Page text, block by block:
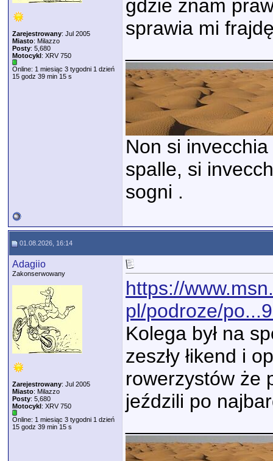
Zarejestrowany: Jul 2005
Miasto: Milazzo
Posty: 5,680
Motocykl: XRV 750
Online: 1 miesiąc 3 tygodni 1 dzień
15 godz 39 min 15 s
gdzie znam
sprawia mi
Non si
spalle, si
sogni .
01.08.2026, 16:14
Adagiio
Zakonserwowany
Zarejestrowany: Jul 2005
Miasto: Milazzo
Posty: 5,680
Motocykl: XRV 750
Online: 1 miesiąc 3 tygodni 1 dzień
15 godz 39 min 15 s
https://
pl/podroze/
Kolega był na
zeszły łikend i
rowerzystów że
jeździli po